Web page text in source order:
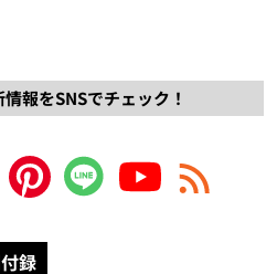
報をSNSでチェック！
録